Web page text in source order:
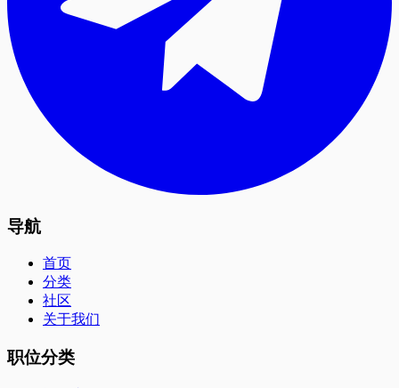
导航
首页
分类
社区
关于我们
职位分类